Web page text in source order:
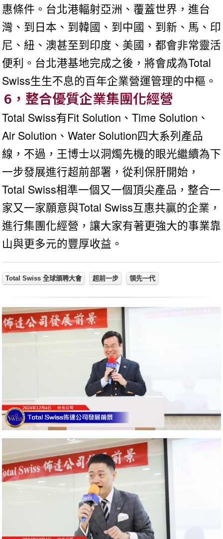
惠條件。台北港輻射亞洲、覆蓋世界，進台
灣、到日本、到韓國、到中國、到新、馬、印
尼、紐、澳甚至到印度、美國，都會非常靈活
便利。台北港基地完成之後，將會成為Total
Swiss生生不息的百年企業營運管理的中樞。
6，整合優質企業集團化經營
Total Swiss有Fit Solution、Time Solution、
Air Solution、Water Solution四大系列產品
線，不過，王博士以洞燭先機的眼光繼續為下
一步發展進行超前部署，從利保肝開始，
Total Swiss相準一個又一個頂尖產品，整合一
家又一家願意與Total Swiss互惠共贏的企業，
進行集團化經營，讓大家有著更強大的事業靠
山與更多元的豐厚收益。
Total Swiss 全球頒聘大會 超前一步 領先一代